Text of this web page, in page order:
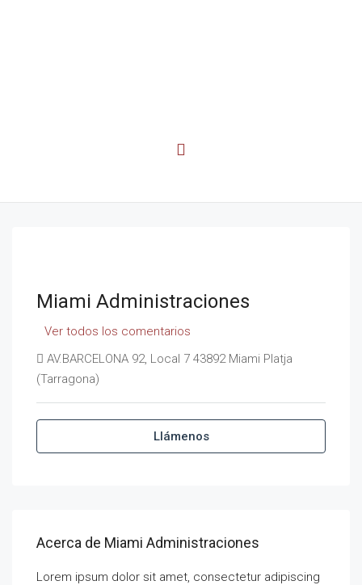
Miami Administraciones
Ver todos los comentarios
AV.BARCELONA 92, Local 7 43892 Miami Platja
(Tarragona)
Llámenos
Acerca de Miami Administraciones
Lorem ipsum dolor sit amet, consectetur adipiscing